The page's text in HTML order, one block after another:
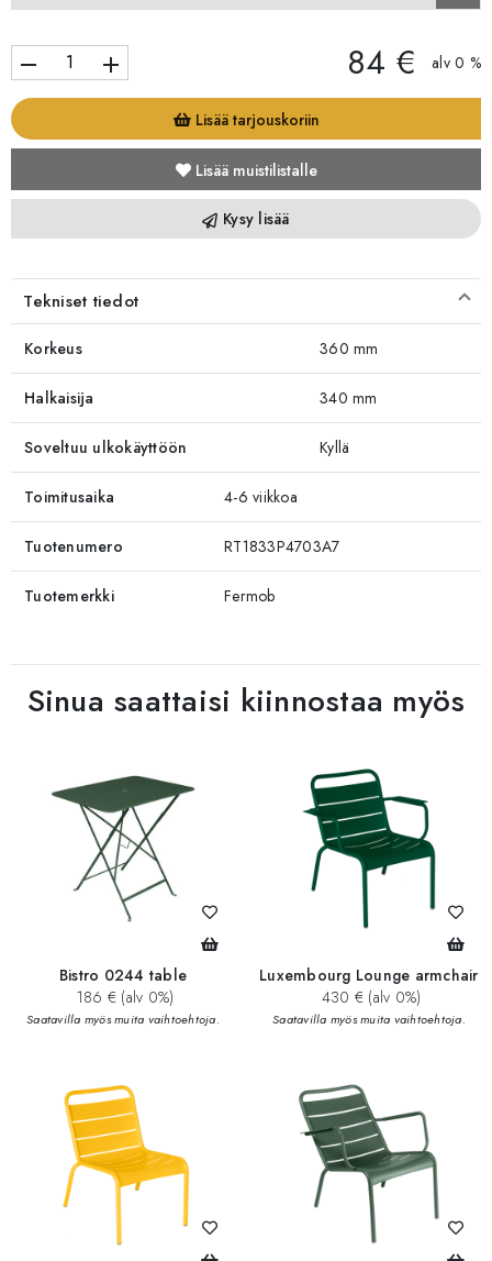
remove add 84 € alv 0 %
Lisää tarjouskoriin
Lisää muistilistalle
Kysy lisää
Tekniset tiedot
Korkeus 360 mm
Halkaisija 340 mm
Soveltuu ulkokäyttöön Kyllä
Toimitusaika 4-6 viikkoa
Tuotenumero RT1833P4703A7
Tuotemerkki Fermob
Sinua saattaisi kiinnostaa myös
Bistro 0244 table
186 € (alv 0%)
Saatavilla myös muita vaihtoehtoja.
Luxembourg Lounge armchair
430 € (alv 0%)
Saatavilla myös muita vaihtoehtoja.